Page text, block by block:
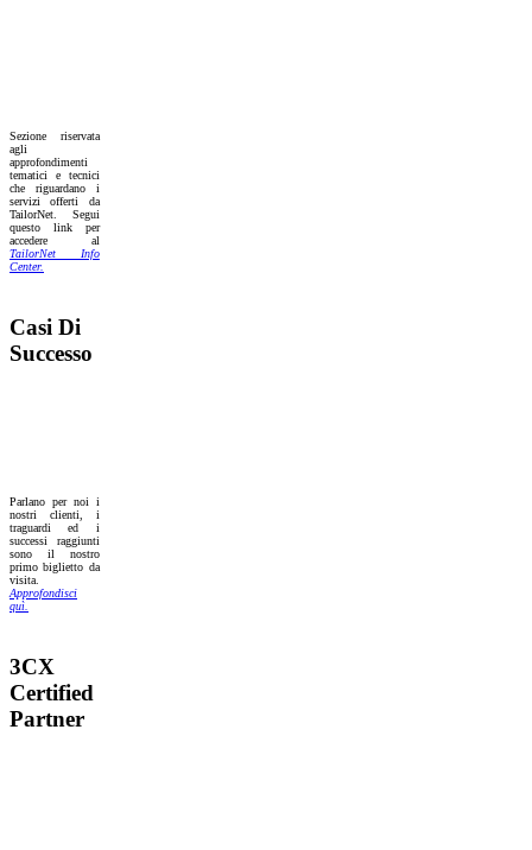
Sezione riservata
agli
approfondimenti
tematici e tecnici
che riguardano i
servizi offerti da
TailorNet. Segui
questo link per
accedere al
TailorNet Info
Center.
Casi Di
Successo
Parlano per noi i
nostri clienti, i
traguardi ed i
successi raggiunti
sono il nostro
primo biglietto da
visita.
Approfondisci
quì.
3CX
Certified
Partner